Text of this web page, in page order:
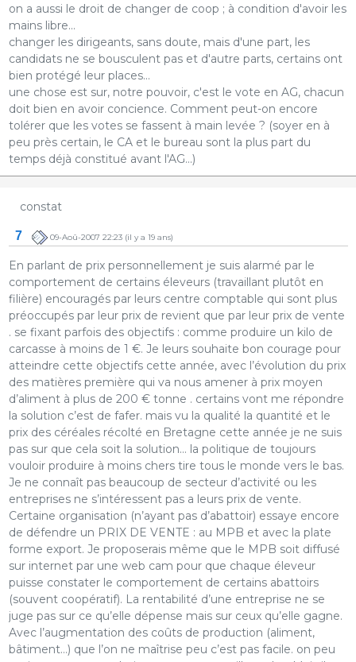
on a aussi le droit de changer de coop ; à condition d'avoir les
mains libre...
changer les dirigeants, sans doute, mais d'une part, les
candidats ne se bousculent pas et d'autre parts, certains ont
bien protégé leur places...
une chose est sur, notre pouvoir, c'est le vote en AG, chacun
doit bien en avoir concience. Comment peut-on encore
tolérer que les votes se fassent à main levée ? (soyer en à
peu près certain, le CA et le bureau sont la plus part du
temps déjà constitué avant l'AG...)
constat
7 09-Aoû-2007 22:23(il y a 19 ans)
En parlant de prix personnellement je suis alarmé par le
comportement de certains éleveurs (travaillant plutôt en
filière) encouragés par leurs centre comptable qui sont plus
préoccupés par leur prix de revient que par leur prix de vente
. se fixant parfois des objectifs : comme produire un kilo de
carcasse à moins de 1 €. Je leurs souhaite bon courage pour
atteindre cette objectifs cette année, avec l’évolution du prix
des matières première qui va nous amener à prix moyen
d’aliment à plus de 200 € tonne . certains vont me répondre
la solution c’est de fafer. mais vu la qualité la quantité et le
prix des céréales récolté en Bretagne cette année je ne suis
pas sur que cela soit la solution… la politique de toujours
vouloir produire à moins chers tire tous le monde vers le bas.
Je ne connaît pas beaucoup de secteur d’activité ou les
entreprises ne s’intéressent pas a leurs prix de vente.
Certaine organisation (n’ayant pas d’abattoir) essaye encore
de défendre un PRIX DE VENTE : au MPB et avec la plate
forme export. Je proposerais même que le MPB soit diffusé
sur internet par une web cam pour que chaque éleveur
puisse constater le comportement de certains abattoirs
(souvent coopératif). La rentabilité d’une entreprise ne se
juge pas sur ce qu’elle dépense mais sur ceux qu’elle gagne.
Avec l’augmentation des coûts de production (aliment,
bâtiment…) que l’on ne maîtrise peu c’est pas facile. on peu